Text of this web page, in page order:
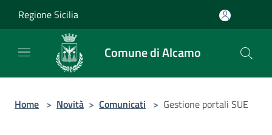
Regione Sicilia
Comune di Alcamo
Home > Novità > Comunicati > Gestione portali SUE